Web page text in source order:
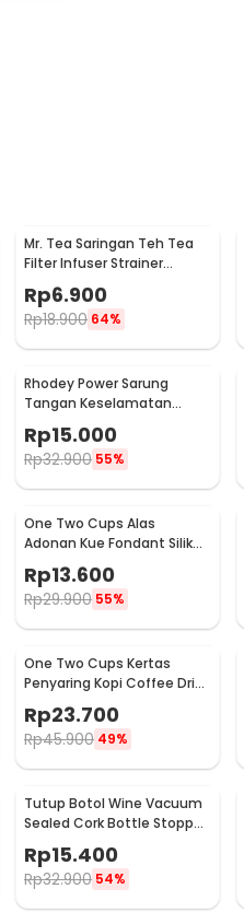
Mr. Tea Saringan Teh Tea
Filter Infuser Strainer
Chilling Man Silicon - MR03
Rp6.900
Rp18.900 64%
Rhodey Power Sarung
Tangan Keselamatan
EN388
Rp15.000
Rp32.900 55%
One Two Cups Alas
Adonan Kue Fondant Silikon
Baking Mat Anti Slip -
JJ3873
Rp13.600
Rp29.900 55%
One Two Cups Kertas
Penyaring Kopi Coffee Drip
Bag Paper Filter 50PCS -
T111
Rp23.700
Rp45.900 49%
Tutup Botol Wine Vacuum
Sealed Cork Bottle Stopper
Rp15.400
Rp32.900 54%